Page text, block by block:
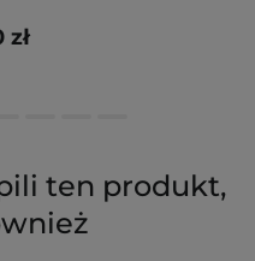
zł
ten produkt,